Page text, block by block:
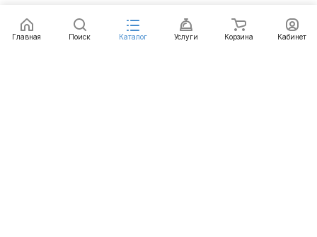
Главная Поиск Каталог Услуги Корзина Кабинет